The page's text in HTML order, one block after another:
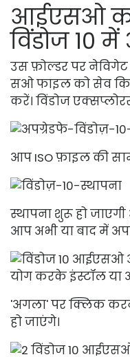
आईएसओ
विंडोज 10
उस फ़ोल्डर पर
सओ फाइल को सेव
करें। विंडोज
आप ISO फ़ाइल की
स्थापना शुरू हो
आप अभी या बाद में
'अगला' पर क्लिक
हो जाएंगे।